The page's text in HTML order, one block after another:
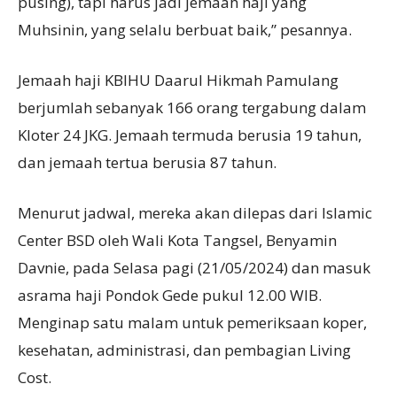
Muhsinin, yang selalu berbuat baik,” pesannya.
Jemaah haji KBIHU Daarul Hikmah Pamulang
berjumlah sebanyak 166 orang tergabung dalam
Kloter 24 JKG. Jemaah termuda berusia 19 tahun,
dan jemaah tertua berusia 87 tahun.
Menurut jadwal, mereka akan dilepas dari Islamic
Center BSD oleh Wali Kota Tangsel, Benyamin
Davnie, pada Selasa pagi (21/05/2024) dan masuk
asrama haji Pondok Gede pukul 12.00 WIB.
Menginap satu malam untuk pemeriksaan koper,
kesehatan, administrasi, dan pembagian Living
Cost.